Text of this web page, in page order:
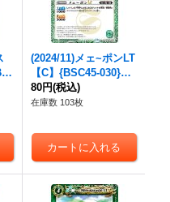
(2024/11)メェ~ポンLT
【C】{BSC45-030}
《緑》
80円(税込)
在庫数 103枚